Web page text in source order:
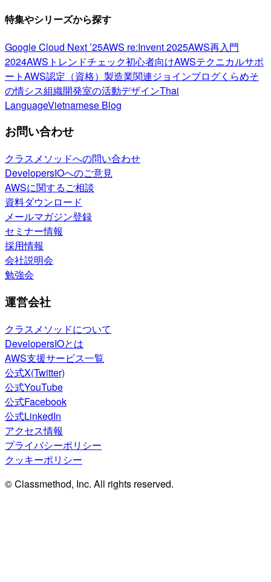
特集やシリーズから探す
Google Cloud Next ’25AWS re:Invent 2025AWS再入門
2024AWSトレンドチェック初心者向けAWSテクニカルサポ
ートAWS認定（資格） 製造業関連ジョインブログくらめそ
の情シス組織開発室の活動デザインThai
LanguageVietnamese Blog
お問い合わせ
クラスメソッドへの問い合わせ
DevelopersIOへのご意見
AWSに関するご相談
資料ダウンロード
メールマガジン登録
セミナー情報
採用情報
会社説明会
勉強会
運営会社
クラスメソッドについて
DevelopersIOとは
AWS支援サービス一覧
公式X(Twitter)
公式YouTube
公式Facebook
公式LinkedIn
アクセス情報
プライバシーポリシー
クッキーポリシー
© Classmethod, Inc. All rights reserved.